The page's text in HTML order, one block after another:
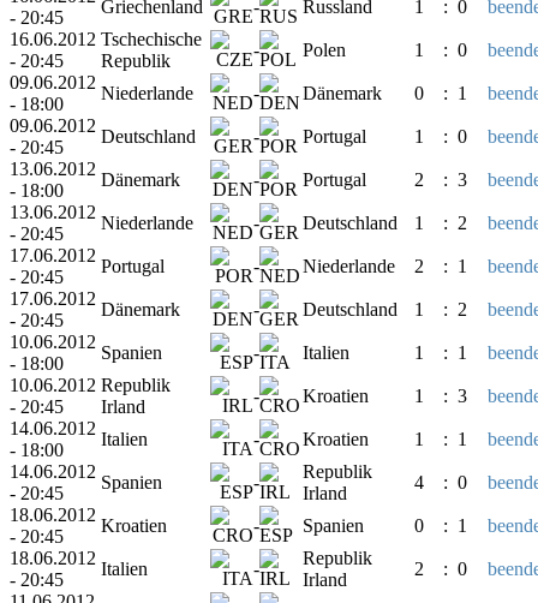
- 20:45
Griechenland - Russland 1 : 0
16.06.2012
- 20:45
Tschechische
Republik
- Polen 1 : 0
09.06.2012
- 18:00
Niederlande - Dänemark 0 : 1
09.06.2012
- 20:45
Deutschland - Portugal 1 : 0
13.06.2012
- 18:00
Dänemark - Portugal 2 : 3
13.06.2012
- 20:45
Niederlande - Deutschland 1 : 2
17.06.2012
- 20:45
Portugal - Niederlande 2 : 1
17.06.2012
- 20:45
Dänemark - Deutschland 1 : 2
10.06.2012
- 18:00
Spanien - Italien 1 : 1
10.06.2012
- 20:45
Republik
Irland
- Kroatien 1 : 3
14.06.2012
- 18:00
Italien - Kroatien 1 : 1
14.06.2012
- 20:45
Spanien -
Republik
Irland
4 : 0
18.06.2012
- 20:45
Kroatien - Spanien 0 : 1
18.06.2012
- 20:45
Italien -
Republik
Irland
2 : 0